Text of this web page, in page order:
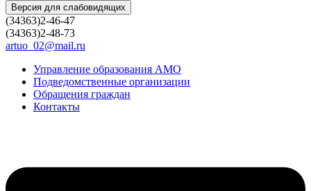
Версия для слабовидящих
(34363)2-46-47
(34363)2-48-73
artuo_02@mail.ru
Управление образования АМО
Подведомственные организации
Обращения граждан
Контакты